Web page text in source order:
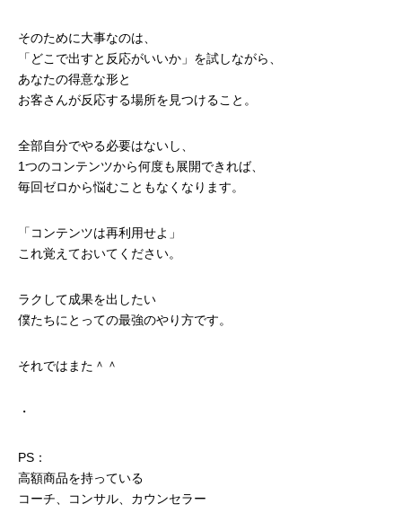
そのために大事なのは、
「どこで出すと反応がいいか」を試しながら、
あなたの得意な形と
お客さんが反応する場所を見つけること。
全部自分でやる必要はないし、
1つのコンテンツから何度も展開できれば、
毎回ゼロから悩むこともなくなります。
「コンテンツは再利用せよ」
これ覚えておいてください。
ラクして成果を出したい
僕たちにとっての最強のやり方です。
それではまた＾＾
・
PS：
高額商品を持っている
コーチ、コンサル、カウンセラー